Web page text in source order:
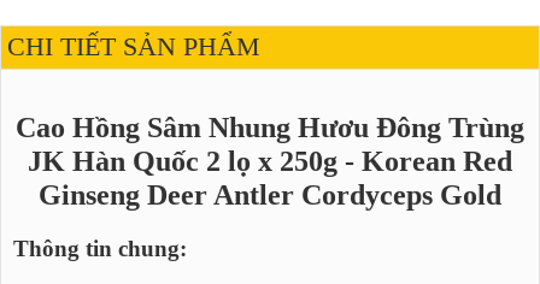
CHI TIẾT SẢN PHẨM
Cao Hồng Sâm Nhung Hươu Đông Trùng
JK Hàn Quốc 2 lọ x 250g - Korean Red
Ginseng Deer Antler Cordyceps Gold
Thông tin chung: